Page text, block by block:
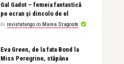
Gal Gadot – femeia fantastică
pe ecran și dincolo de el
de revistatango.ro Marea Dragoste
Eva Green, de la fata Bond la
Miss Peregrine, stăpâna